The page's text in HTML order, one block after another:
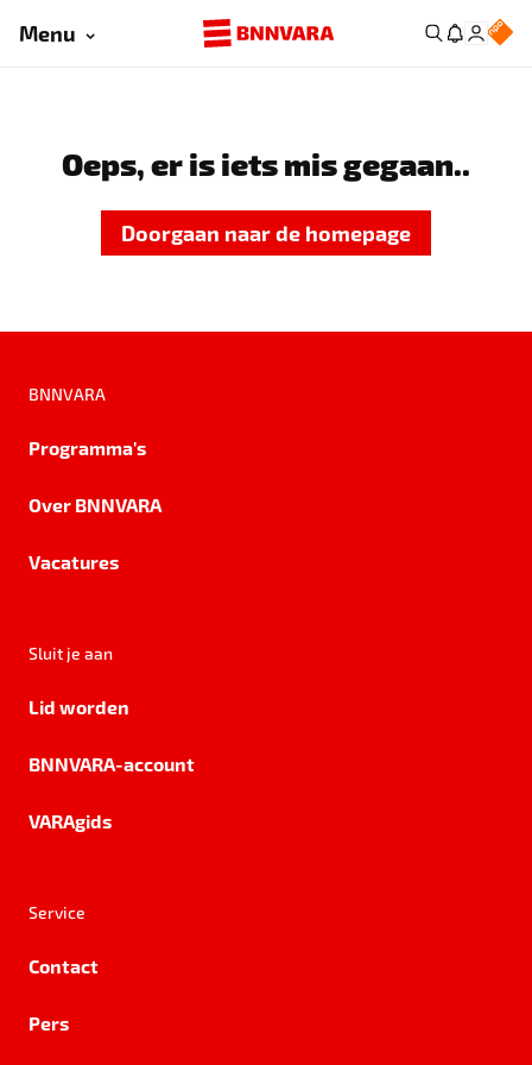
Menu
Oeps, er is iets mis gegaan..
Doorgaan naar de homepage
BNNVARA
Programma's
Over BNNVARA
Vacatures
Sluit je aan
Lid worden
BNNVARA-account
VARAgids
Service
Contact
Pers